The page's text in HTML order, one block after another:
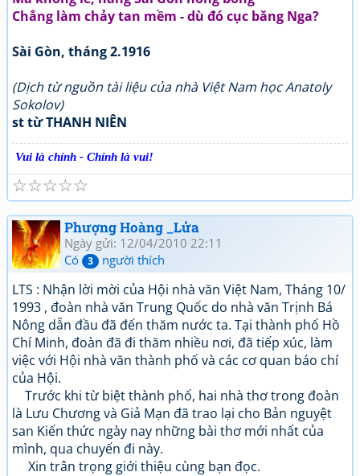
Chẳng làm chảy tan mềm - dù đó cục băng Nga?
Sài Gòn, tháng 2.1916
(Dịch từ nguồn tài liệu của nhà Việt Nam học Anatoly
Sokolov)
st từ THANH NIÊN
Vui là chính - Chính là vui!
☆
☆
☆
☆
☆
Phượng Hoàng _Lửa
Ngày gửi: 12/04/2010 22:11
Có
3 người thích
LTS : Nhận lời mời của Hội nhà văn Việt Nam, Tháng 10/
1993 , đoàn nhà văn Trung Quốc do nhà văn Trịnh Bá
Nông dẫn đầu đã đến thăm nước ta. Tại thành phố Hồ
Chí Minh, đoàn đã đi thăm nhiều nơi, đã tiếp xúc, làm
việc với Hội nhà văn thành phố và các cơ quan báo chí
của Hội.
Trước khi từ biệt thành phố, hai nhà thơ trong đoàn
là Lưu Chương và Giả Mạn đã trao lại cho Bản nguyệt
san Kiến thức ngày nay những bài thơ mới nhất của
mình, qua chuyến đi này.
Xin trân trọng giới thiệu cùng bạn đọc.